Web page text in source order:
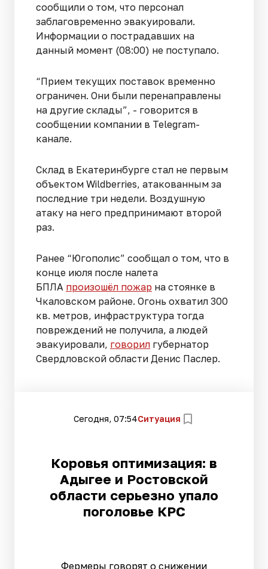
сообщили о том, что персонал
заблаговременно эвакуировали.
Информации о пострадавших на
данный момент (08:00) не поступало.
“Прием текущих поставок временно
ограничен. Они были перенаправлены
на другие склады”, - говорится в
сообщении компании в Telegram-
канале.
Склад в Екатеринбурге стал не первым
объектом Wildberries, атакованным за
последние три недели. Воздушную
атаку на него предпринимают второй
раз.
Ранее “Югополис” сообщал о том, что в
конце июля после налета
БПЛА произошёл пожар на стоянке в
Чкаловском районе. Огонь охватил 300
кв. метров, инфраструктура тогда
повреждений не получила, а людей
эвакуировали, говорил губернатор
Свердловской области Денис Паслер.
Сегодня, 07:54Ситуация
Коровья оптимизация: в
Адыгее и Ростовской
области серьезно упало
поголовье КРС
Фермеры говорят о снижении